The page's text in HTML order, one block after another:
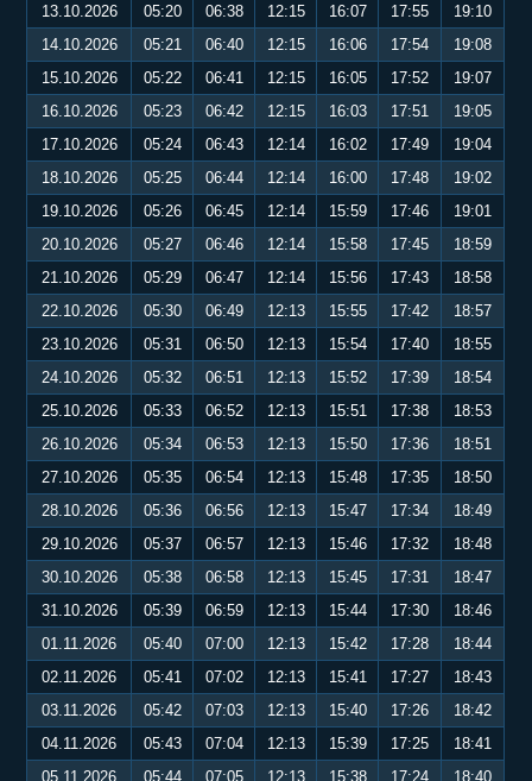
13.10.2026
05:20 06:38 12:15 16:07 17:55
19:10
14.10.2026
05:21 06:40 12:15 16:06 17:54
19:08
15.10.2026
05:22 06:41 12:15 16:05 17:52
19:07
16.10.2026
05:23 06:42 12:15 16:03 17:51
19:05
17.10.2026
05:24 06:43 12:14 16:02 17:49
19:04
18.10.2026
05:25 06:44 12:14 16:00 17:48
19:02
19.10.2026
05:26 06:45 12:14 15:59 17:46
19:01
20.10.2026
05:27 06:46 12:14 15:58 17:45
18:59
21.10.2026
05:29 06:47 12:14 15:56 17:43
18:58
22.10.2026
05:30 06:49 12:13 15:55 17:42
18:57
23.10.2026
05:31 06:50 12:13 15:54 17:40
18:55
24.10.2026
05:32 06:51 12:13 15:52 17:39
18:54
25.10.2026
05:33 06:52 12:13 15:51 17:38
18:53
26.10.2026
05:34 06:53 12:13 15:50 17:36
18:51
27.10.2026
05:35 06:54 12:13 15:48 17:35
18:50
28.10.2026
05:36 06:56 12:13 15:47 17:34
18:49
29.10.2026
05:37 06:57 12:13 15:46 17:32
18:48
30.10.2026
05:38 06:58 12:13 15:45 17:31
18:47
31.10.2026
05:39 06:59 12:13 15:44 17:30
18:46
01.11.2026
05:40 07:00 12:13 15:42 17:28
18:44
02.11.2026
05:41 07:02 12:13 15:41 17:27
18:43
03.11.2026
05:42 07:03 12:13 15:40 17:26
18:42
04.11.2026
05:43 07:04 12:13 15:39 17:25
18:41
05.11.2026
05:44 07:05 12:13 15:38 17:24 18:40